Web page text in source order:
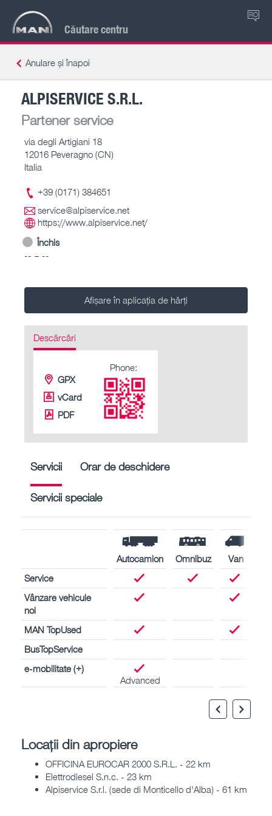
Căutare centru
RO
Anulare și înapoi
ALPISERVICE S.R.L.
Partener service
via degli Artigiani 18
12016 Peveragno (CN)
Italia
+39 (0171) 384651
service@alpiservice.net
https://www.alpiservice.net/
Închis
-- – --
Afișare în aplicația de hărți
Descărcări
GPX
vCard
PDF
Phone:
Servicii Orar de deschidere
Servicii speciale
Autocamion Omnibuz
Van
Service
Vânzare vehicule
noi
MAN TopUsed
BusTopService
e-mobilitate (+)
Advanced
Locații din apropiere
OFFICINA EUROCAR 2000 S.R.L. - 22 km
Elettrodiesel S.n.c. - 23 km
Alpiservice S.r.l. (sede di Monticello d'Alba) - 61 km